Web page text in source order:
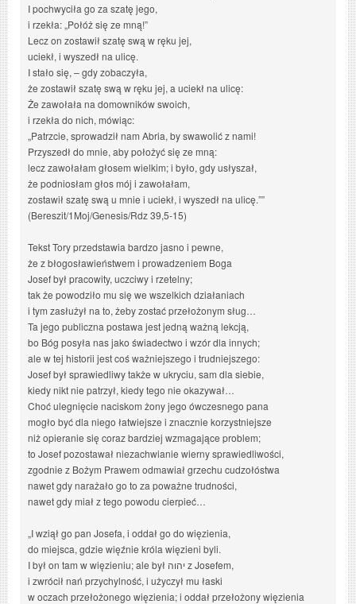
I pochwyciła go za szatę jego,
i rzekła: „Połóż się ze mną!”
Lecz on zostawił szatę swą w ręku jej,
uciekł, i wyszedł na ulicę.
I stało się, – gdy zobaczyła,
że zostawił szatę swą w ręku jej, a uciekł na ulicę:
Że zawołała na domowników swoich,
i rzekła do nich, mówiąc:
„Patrzcie, sprowadził nam Abria, by swawolić z nami!
Przyszedł do mnie, aby położyć się ze mną:
lecz zawołałam głosem wielkim; i było, gdy usłyszał,
że podniosłam głos mój i zawołałam,
zostawił szatę swą u mnie i uciekł, i wyszedł na ulicę.””
(Bereszit/1Moj/Genesis/Rdz 39,5-15)
Tekst Tory przedstawia bardzo jasno i pewne,
że z błogosławieństwem i prowadzeniem Boga
Josef był pracowity, uczciwy i rzetelny;
tak że powodziło mu się we wszelkich działaniach
i tym zasłużył na to, żeby zostać przełożonym sług…
Ta jego publiczna postawa jest jedną ważną lekcją,
bo Bóg posyła nas jako świadectwo i wzór dla innych;
ale w tej historii jest coś ważniejszego i trudniejszego:
Josef był sprawiedliwy także w ukryciu, sam dla siebie,
kiedy nikt nie patrzył, kiedy tego nie okazywał…
Choć ulegnięcie naciskom żony jego ówczesnego pana
mogło być dla niego łatwiejsze i znacznie korzystniejsze
niż opieranie się coraz bardziej wzmagające problem;
to Josef pozostawał niezachwianie wierny sprawiedliwości,
zgodnie z Bożym Prawem odmawiał grzechu cudzołóstwa
nawet gdy narażało go to za poważne trudności,
nawet gdy miał z tego powodu cierpieć…
„I wziął go pan Josefa, i oddał go do więzienia,
do miejsca, gdzie więźnie króla więzieni byli.
I był on tam w więzieniu; ale był יהוה z Josefem,
i zwrócił nań przychylność, i użyczył mu łaski
w oczach przełożonego więzienia; i oddał przełożony więzienia